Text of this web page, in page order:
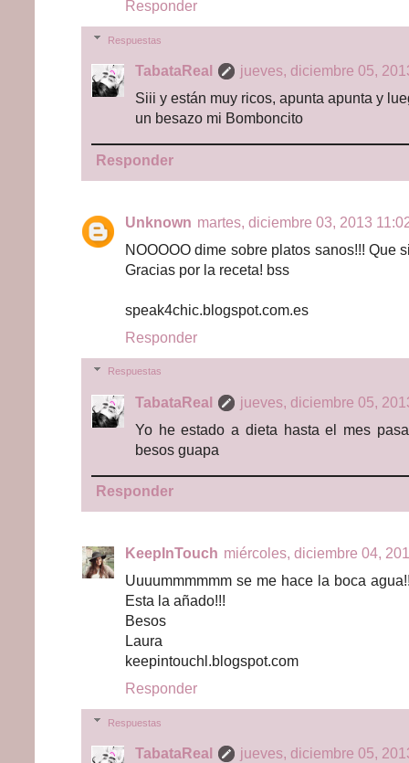
Responder
Respuestas
TabataReal
jueves, diciembre 05,
Siii y están muy ricos, apunta apunta y
un besazo mi Bomboncito
Responder
Unknown martes, diciembre 03, 2013
NOOOOO dime sobre platos sanos!!! Que
Gracias por la receta! bss
speak4chic.blogspot.com.es
Responder
Respuestas
TabataReal
jueves, diciembre 05,
Yo he estado a dieta hasta el mes
besos guapa
Responder
KeepInTouch miércoles, diciembre 04,
Uuuummmmmm se me hace la boca
Esta la añado!!!
Besos
Laura
keepintouchl.blogspot.com
Responder
Respuestas
TabataReal
jueves, diciembre 05,